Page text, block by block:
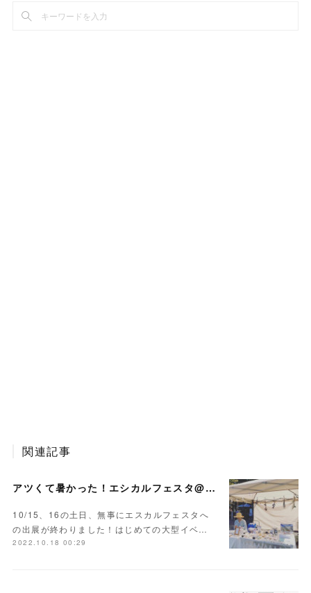
関連記事
アツくて暑かった！エシカルフェスタ@久宝寺緑地
10/15、16の土日、無事にエスカルフェスタへ
の出展が終わりました！はじめての大型イベ…
2022.10.18 00:29